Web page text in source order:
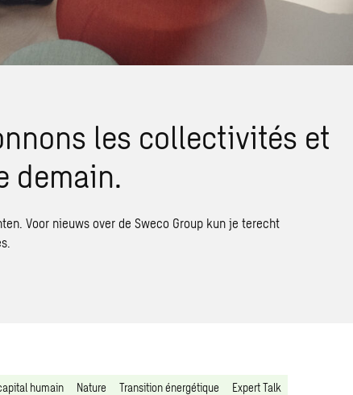
les collectivités et
demain.
Voor nieuws over de Sweco Group kun je terecht
humain Nature Transition énergétique
Expert Talk